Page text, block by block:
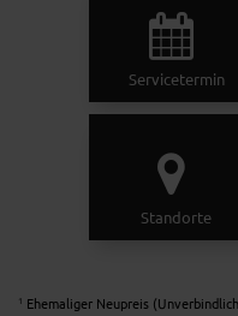
Servicetermin
Standorte
1
Ehemaliger Neupreis